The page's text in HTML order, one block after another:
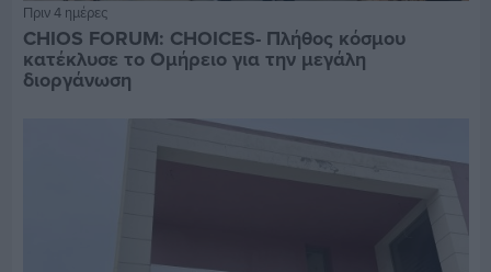
Πριν 4 ημέρες
CHIOS FORUM: CHOICES- Πλήθος κόσμου
κατέκλυσε το Ομήρειο για την μεγάλη
διοργάνωση